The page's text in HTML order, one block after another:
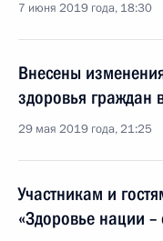
7 июня 2019 года, 18:30
Внесены
здоровья граждан
29 мая 2019 года, 21:25
Участникам и
«Здоровье нации –